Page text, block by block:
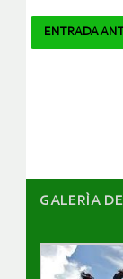
ENTRADA
GALERÌA